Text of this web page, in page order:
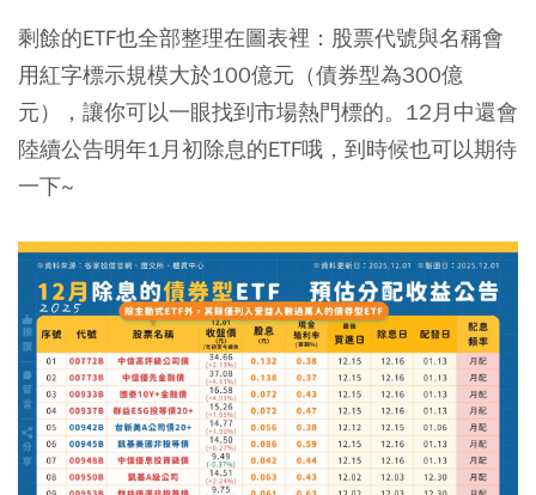
剩餘的ETF也全部整理在圖表裡：股票代號與名稱會
用紅字標示規模大於100億元（債券型為300億
元），讓你可以一眼找到市場熱門標的。12月中還會
陸續公告明年1月初除息的ETF哦，到時候也可以期待
一下~